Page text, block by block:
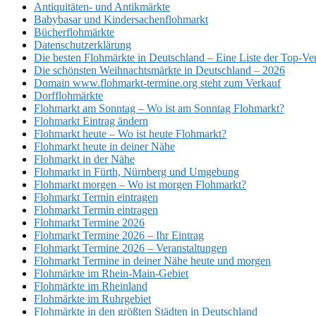
Antiquitäten- und Antikmärkte
Babybasar und Kindersachenflohmarkt
Bücherflohmärkte
Datenschutzerklärung
Die besten Flohmärkte in Deutschland – Eine Liste der Top-
Die schönsten Weihnachtsmärkte in Deutschland – 2026
Domain www.flohmarkt-termine.org steht zum Verkauf
Dorfflohmärkte
Flohmarkt am Sonntag – Wo ist am Sonntag Flohmarkt?
Flohmarkt Eintrag ändern
Flohmarkt heute – Wo ist heute Flohmarkt?
Flohmarkt heute in deiner Nähe
Flohmarkt in der Nähe
Flohmarkt in Fürth, Nürnberg und Umgebung
Flohmarkt morgen – Wo ist morgen Flohmarkt?
Flohmarkt Termin eintragen
Flohmarkt Termin eintragen
Flohmarkt Termine 2026
Flohmarkt Termine 2026 – Ihr Eintrag
Flohmarkt Termine 2026 – Veranstaltungen
Flohmarkt Termine in deiner Nähe heute und morgen
Flohmärkte im Rhein-Main-Gebiet
Flohmärkte im Rheinland
Flohmärkte im Ruhrgebiet
Flohmärkte in den größten Städten in Deutschland